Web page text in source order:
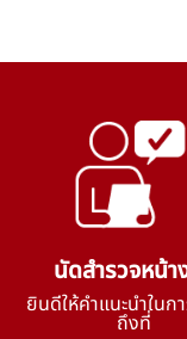
นัดสำรวจหน้า
ยินดีให้คำแนะนำในก
ถึงที่